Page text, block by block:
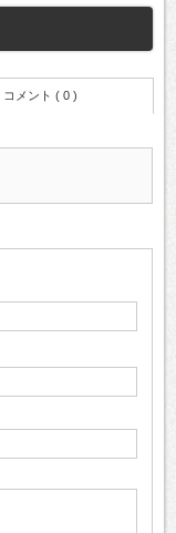
コメント ( 0 )